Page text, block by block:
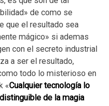
de como se
que el resultado sea
mágico» si ademas
con el secreto industrial
a ser el resultado,
todo lo misterioso en
«Cualquier tecnología lo
de la magia